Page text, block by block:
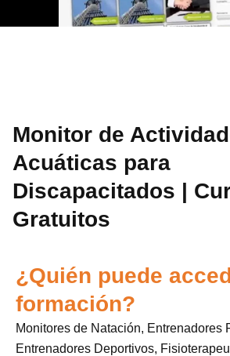
Monitor de
Acuáticas para
Discapacitados |
Gratuitos
¿Quién puede
formación?
Monitores de Natación, Entrenadores
Entrenadores Deportivos,